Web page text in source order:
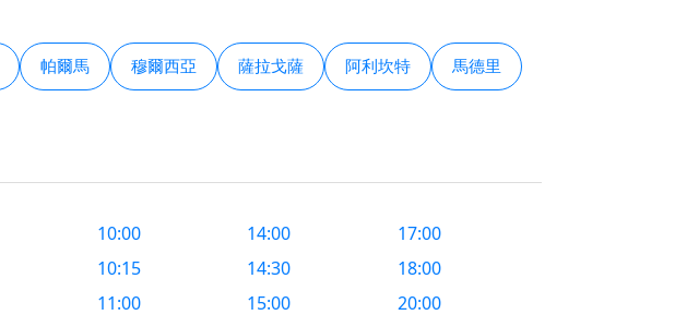
帕爾馬 穆爾西亞 薩拉戈薩 阿利坎特 馬德里
10:00
10:15
11:00
14:00
14:30
15:00
17:00
18:00
20:00